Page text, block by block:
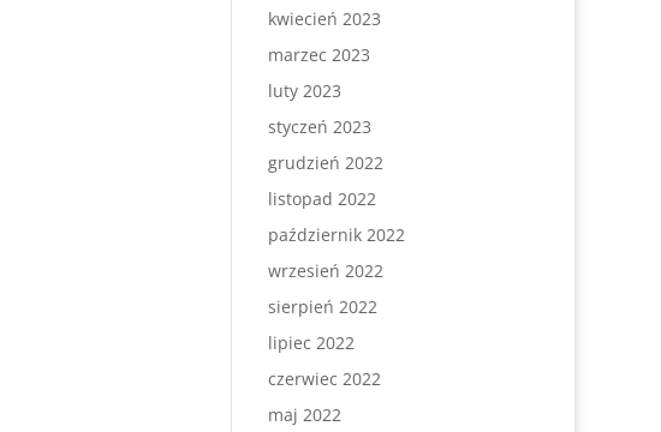
kwiecień 2023
marzec 2023
luty 2023
styczeń 2023
grudzień 2022
listopad 2022
październik 2022
wrzesień 2022
sierpień 2022
lipiec 2022
czerwiec 2022
maj 2022